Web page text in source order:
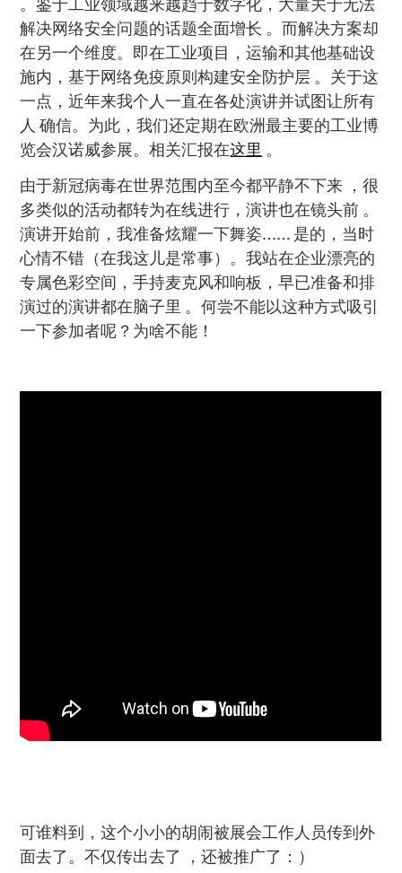
解决网络安全问题的话题全面增长 。而解决方案却
在另一个维度。即在工业项目，运输和其他基础设
施内，基于网络免疫原则构建安全防护层 。关于这
一点，近年来我个人一直在各处演讲并试图让所有
人 确信。为此，我们还定期在欧洲最主要的工业博
览会汉诺威参展。相关汇报在这里 。
由于新冠病毒在世界范围内至今都平静不下来 ，很
多类似的活动都转为在线进行，演讲也在镜头前 。
演讲开始前，我准备炫耀一下舞姿…… 是的，当时
心情不错（在我这儿是常事）。我站在企业漂亮的
专属色彩空间，手持麦克风和响板，早已准备和排
演过的演讲都在脑子里 。何尝不能以这种方式吸引
一下参加者呢？为啥不能！
可谁料到，这个小小的胡闹被展会工作人员传到外
面去了。不仅传出去了 ，还被推广了：）